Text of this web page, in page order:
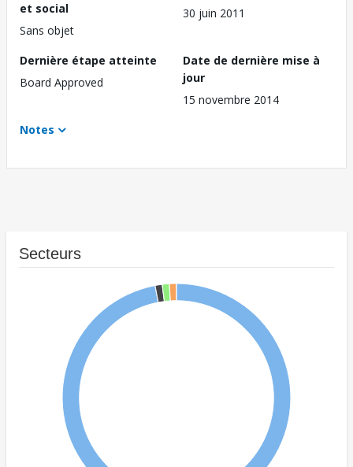
et social
Sans objet
30 juin 2011
Dernière étape atteinte
Board Approved
Date de dernière mise à
jour
15 novembre 2014
Notes
Secteurs